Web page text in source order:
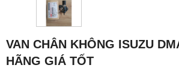
VAN CHÂN KHÔNG ISUZU
HÃNG GIÁ TỐT